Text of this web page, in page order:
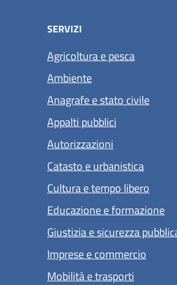
SERVIZI
Agricoltura e pesca
Ambiente
Anagrafe e stato civile
Appalti pubblici
Autorizzazioni
Catasto e urbanistica
Cultura e tempo libero
Educazione e formazione
Giustizia e sicurezza
Imprese e commercio
Mobilità e trasporti